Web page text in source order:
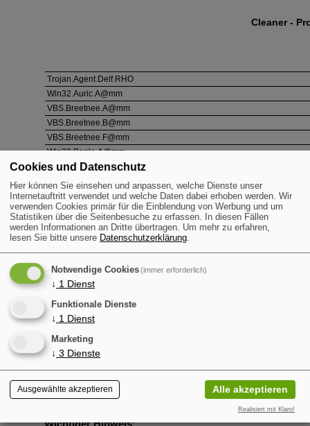
Cleaner -
Trojan.Agent.Delf.RHO
Win32.Auric.A@mm
VBS.Breetnee.A@mm
VBS.Breetnee.B@mm
VBS.Breetnee.F@mm
Win32.Bagle.A@mm
Win32.Bagle.B@mm
Win32.Bagle.{C-E}@mm
AntiBagleAU-DE.exe
Win32.Bagle.{F-H}@mm
Win32.BugBear.A@mm
Win32.BugBear.B@mm
Win32.BugBear.D@mm
Wichtiger Hinweis:
Cookies und Datenschutz
Hier können Sie einsehen und anpassen, welche Dienste unser
Internetauftritt verwendet und welche Daten dabei erhoben werden. Wir
verwenden Cookies primär für die Einblendung von Werbung und um
Statistiken über die Seitenbesuche zu erfassen. In diesen Fällen
werden Informationen an Dritte übertragen. Um mehr zu erfahren,
lesen Sie bitte unsere Datenschutzerklärung.
Notwendige Cookies(immer erforderlich)
↓ 1 Dienst
Funktionale Dienste
↓ 1 Dienst
Marketing
↓ 3 Dienste
Ausgewählte akzeptieren Alle akzeptieren
Realisiert mit Klaro!